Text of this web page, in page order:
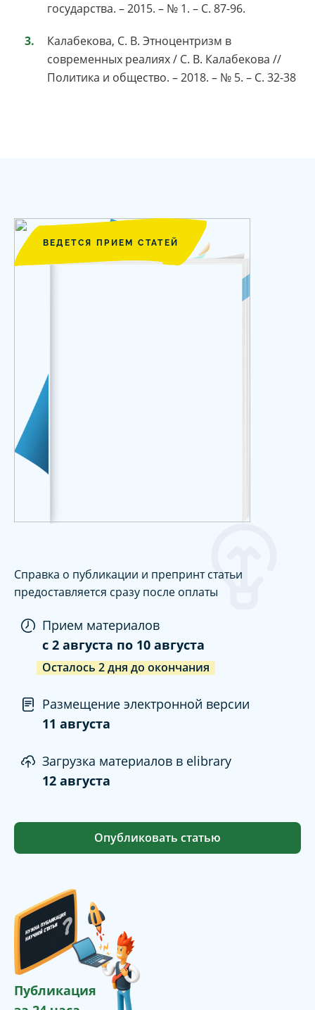
государства. – 2015. – № 1. – С. 87-96.
Калабекова, С. В. Этноцентризм в
современных реалиях / С. В. Калабекова //
Политика и общество. – 2018. – № 5. – С. 32-38
ВЕДЕТСЯ ПРИЕМ СТАТЕЙ
Справка о публикации и препринт статьи
предоставляется сразу после оплаты
Прием материалов
c 2 августа по 10 августа
Осталось 2дня до окончания
Размещение электронной версии
11 августа
Загрузка материалов в elibrary
12 августа
Опубликовать статью
Публикация